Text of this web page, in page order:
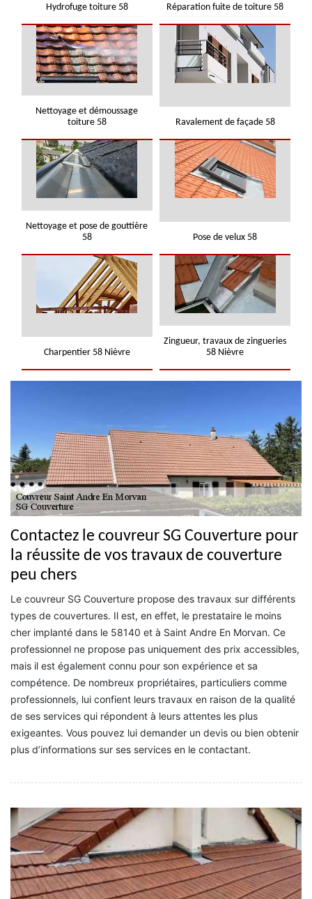
Hydrofuge toiture 58 Réparation fuite de toiture 58
Nettoyage et démoussage
toiture 58
Ravalement de façade 58
Nettoyage et pose de gouttière
58
Pose de velux 58
Charpentier 58 Nièvre
Zingueur, travaux de zingueries
58 Nièvre
Contactez le couvreur SG Couverture pour
la réussite de vos travaux de couverture
peu chers
Le couvreur SG Couverture propose des travaux sur différents
types de couvertures. Il est, en effet, le prestataire le moins
cher implanté dans le 58140 et à Saint Andre En Morvan. Ce
professionnel ne propose pas uniquement des prix accessibles,
mais il est également connu pour son expérience et sa
compétence. De nombreux propriétaires, particuliers comme
professionnels, lui confient leurs travaux en raison de la qualité
de ses services qui répondent à leurs attentes les plus
exigeantes. Vous pouvez lui demander un devis ou bien obtenir
plus d’informations sur ses services en le contactant.